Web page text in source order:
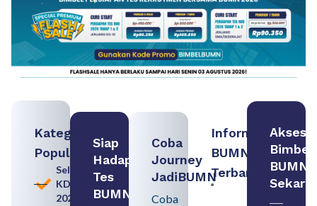
Kategori
Populer
Seleksi
KDKMP
2026
Siap
Hadapi
Tes
BUMN
Coba
Journey
JadiBUMN
Coba
Informasi
BUMN
Terbaru:
Akses
Bimbel
BUMN